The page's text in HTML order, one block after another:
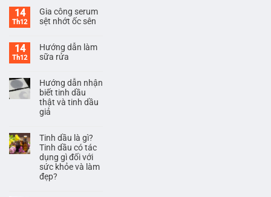
14
Th12
Gia công serum
sệt nhớt ốc sên
14
Th12
Hướng dẫn làm
sữa rửa
Hướng dẫn nhận
biết tinh dầu
thật và tinh dầu
giả
Tinh dầu là gì?
Tinh dầu có tác
dụng gì đối với
sức khỏe và làm
đẹp?